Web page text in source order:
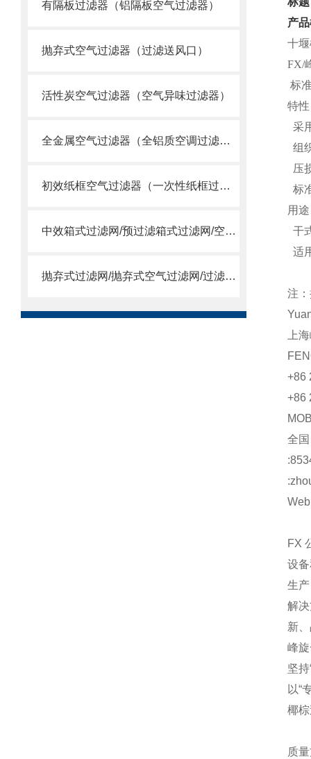
有隔板过滤器（铝隔板空气过滤器）
抛弃式空气过滤器（过滤送风口）
活性炭空气过滤器（空气异味过滤器）
全金属空气过滤器（全铝质空调过滤网）
初效纸框空气过滤器（一次性纸框过滤网）
中效箱式过滤网/预过滤箱式过滤网/空调箱中效过滤网
抛弃式过滤网/抛弃式空气过滤网/过滤送风口/一体式过滤箱
产
十
FX/
标
特性
采
组
压
标
用途
干
适
注
上
+86
+86
全国
FX
设备
生
解
新
峰旋
坚
以“
椰
质